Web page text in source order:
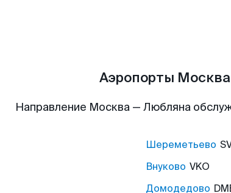
Аэропорты
Направление Москва — Любляна
Шереметьево
Внуково VKO
Домодедово